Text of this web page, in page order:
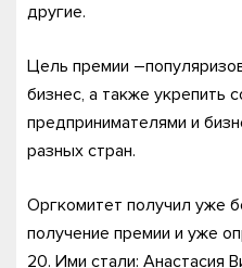
другие.
Цель премии
бизнес, а также укрепить
предпринимателями и
разных стран.
Оргкомитет получил уже
получение премии и уже
20. Ими стали: Анастасия